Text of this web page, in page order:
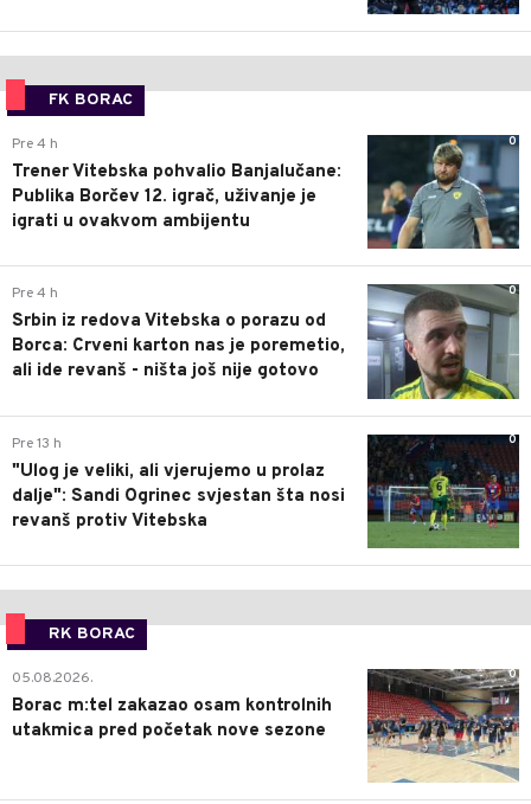
FK BORAC
0
Pre 4 h
Trener Vitebska pohvalio Banjalučane:
Publika Borčev 12. igrač, uživanje je
igrati u ovakvom ambijentu
0
Pre 4 h
Srbin iz redova Vitebska o porazu od
Borca: Crveni karton nas je poremetio,
ali ide revanš - ništa još nije gotovo
0
Pre 13 h
"Ulog je veliki, ali vjerujemo u prolaz
dalje": Sandi Ogrinec svjestan šta nosi
revanš protiv Vitebska
RK BORAC
0
05.08.2026.
Borac m:tel zakazao osam kontrolnih
utakmica pred početak nove sezone